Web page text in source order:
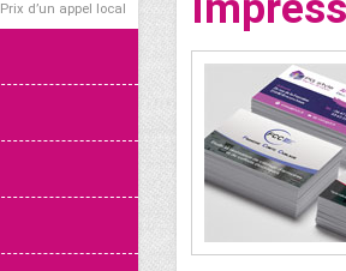
Prix d’un appel local